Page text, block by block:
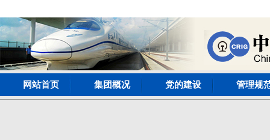
网站首页 集团概况 党的建设 管理规